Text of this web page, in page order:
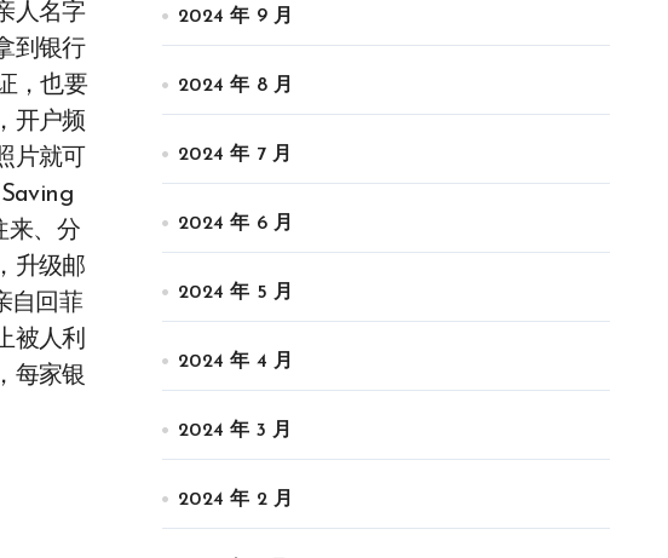
人名字
到银行
，也要
开户频
片就可
来、分
升级邮
自回菲
被人利
每家银
2024 年 9 月
2024 年 8 月
2024 年 7 月
2024 年 6 月
2024 年 5 月
2024 年 4 月
2024 年 3 月
2024 年 2 月